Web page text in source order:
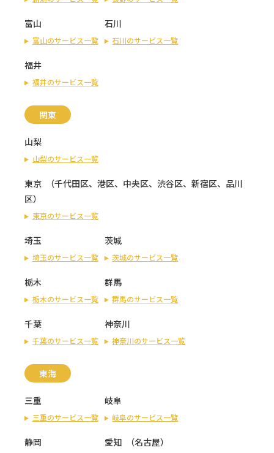
富山
富山のサービス一覧
石川
石川のサービス一覧
福井
福井のサービス一覧
関東
山梨
山梨のサービス一覧
東京 （千代田区、 港区、 中央区、 渋谷区、 新宿区、 品川
区）
東京のサービス一覧
埼玉
埼玉のサービス一覧
茨城
茨城のサービス一覧
栃木
栃木のサービス一覧
群馬
群馬のサービス一覧
千葉
千葉のサービス一覧
神奈川
神奈川のサービス一覧
東海
三重
三重のサービス一覧
岐阜
岐阜のサービス一覧
静岡 愛知 （名古屋）